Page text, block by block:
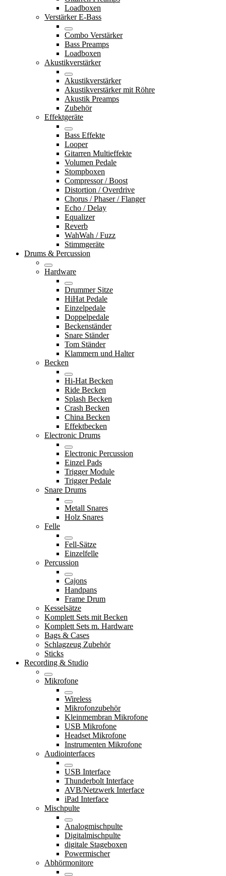
Loadboxen
Verstärker E-Bass
Combo Verstärker
Bass Preamps
Loadboxen
Akustikverstärker
Akustikverstärker
Akustikverstärker mit Röhre
Akustik Preamps
Zubehör
Effektgeräte
Bass Effekte
Looper
Gitarren Multieffekte
Volumen Pedale
Stompboxen
Compressor / Boost
Distortion / Overdrive
Chorus / Phaser / Flanger
Echo / Delay
Equalizer
Reverb
WahWah / Fuzz
Stimmgeräte
Drums & Percussion
Hardware
Drummer Sitze
HiHat Pedale
Einzelpedale
Doppelpedale
Beckenständer
Snare Ständer
Tom Ständer
Klammern und Halter
Becken
Hi-Hat Becken
Ride Becken
Splash Becken
Crash Becken
China Becken
Effektbecken
Electronic Drums
Electronic Percussion
Einzel Pads
Trigger Module
Trigger Pedale
Snare Drums
Metall Snares
Holz Snares
Felle
Fell-Sätze
Einzelfelle
Percussion
Cajons
Handpans
Frame Drum
Kesselsätze
Komplett Sets mit Becken
Komplett Sets m. Hardware
Bags & Cases
Schlagzeug Zubehör
Sticks
Recording & Studio
Mikrofone
Wireless
Mikrofonzubehör
Kleinmembran Mikrofone
USB Mikrofone
Headset Mikrofone
Instrumenten Mikrofone
Audiointerfaces
USB Interface
Thunderbolt Interface
AVB/Netzwerk Interface
iPad Interface
Mischpulte
Analogmischpulte
Digitalmischpulte
digitale Stageboxen
Powermischer
Abhörmonitore